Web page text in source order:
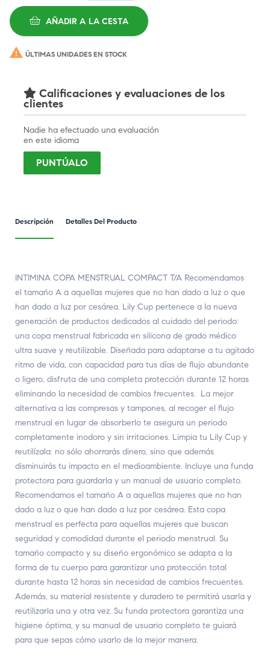
AÑADIR A LA CESTA
 ÚLTIMAS UNIDADES EN STOCK
Calificaciones y evaluaciones de los
clientes
Nadie ha efectuado una evaluación
en este idioma
PUNTÚALO
Descripción Detalles Del Producto
INTIMINA COPA MENSTRUAL COMPACT T/A Recomendamos
el tamaño A a aquellas mujeres que no han dado a luz o que
han dado a luz por cesárea. Lily Cup pertenece a la nueva
generación de productos dedicados al cuidado del periodo:
una copa menstrual fabricada en silicona de grado médico
ultra suave y reutilizable. Diseñada para adaptarse a tu agitado
ritmo de vida, con capacidad para tus días de flujo abundante
o ligero, disfruta de una completa protección durante 12 horas
eliminando la necesidad de cambios frecuentes. La mejor
alternativa a las compresas y tampones, al recoger el flujo
menstrual en lugar de absorberlo te asegura un periodo
completamente inodoro y sin irritaciones. Limpia tu Lily Cup y
reutilízala: no sólo ahorrarás dinero, sino que además
disminuirás tu impacto en el medioambiente. Incluye una funda
protectora para guardarla y un manual de usuario completo.
Recomendamos el tamaño A a aquellas mujeres que no han
dado a luz o que han dado a luz por cesárea. Esta copa
menstrual es perfecta para aquellas mujeres que buscan
seguridad y comodidad durante el periodo menstrual. Su
tamaño compacto y su diseño ergonómico se adapta a la
forma de tu cuerpo para garantizar una protección total
durante hasta 12 horas sin necesidad de cambios frecuentes.
Además, su material resistente y duradero te permitirá usarla y
reutilizarla una y otra vez. Su funda protectora garantiza una
higiene óptima, y su manual de usuario completo te guiará
para que sepas cómo usarlo de la mejor manera.